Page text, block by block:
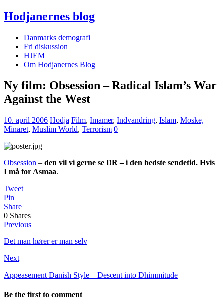
Hodjanernes blog
Danmarks demografi
Fri diskussion
HJEM
Om Hodjanernes Blog
Ny film: Obsession – Radical Islam’s War
Against the West
10. april 2006 Hodja Film, Imamer, Indvandring, Islam, Moske,
Minaret, Muslim World, Terrorism 0
Obsession – den vil vi gerne se DR – i den bedste sendetid. Hvis
I må for Asmaa.
Tweet
Pin
Share
0 Shares
Previous
Det man hører er man selv
Next
Appeasement Danish Style – Descent into Dhimmitude
Be the first to comment